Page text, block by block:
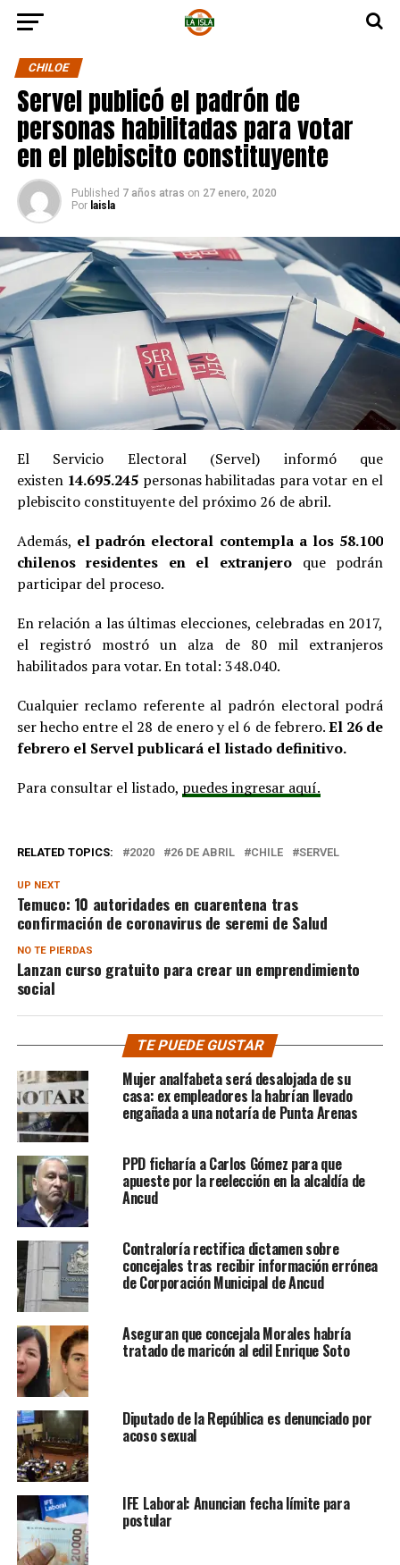
CHILOE
Servel publicó el padrón de
personas habilitadas para votar
en el plebiscito constituyente
Published 7 años atras on 27 enero, 2020
Por laisla
El Servicio Electoral (Servel) informó que
existen 14.695.245 personas habilitadas para votar en el
plebiscito constituyente del próximo 26 de abril.
Además, el padrón electoral contempla a los 58.100
chilenos residentes en el extranjero que podrán
participar del proceso.
En relación a las últimas elecciones, celebradas en 2017,
el registró mostró un alza de 80 mil extranjeros
habilitados para votar. En total: 348.040.
Cualquier reclamo referente al padrón electoral podrá
ser hecho entre el 28 de enero y el 6 de febrero.El 26 de
febrero el Servel publicará el listado definitivo.
Para consultar el listado, puedes ingresar aquí.
RELATED TOPICS: 2020 26 DE ABRIL CHILE SERVEL
UP NEXT
Temuco: 10 autoridades en cuarentena tras
confirmación de coronavirus de seremi de Salud
NO TE PIERDAS
Lanzan curso gratuito para crear un emprendimiento
social
TE PUEDE GUSTAR
Mujer analfabeta será desalojada de su
casa: ex empleadores la habrían llevado
engañada a una notaría de Punta Arenas
PPD ficharía a Carlos Gómez para que
apueste por la reelección en la alcaldía de
Ancud
Contraloría rectifica dictamen sobre
concejales tras recibir información errónea
de Corporación Municipal de Ancud
Aseguran que concejala Morales habría
tratado de maricón al edil Enrique Soto
Diputado de la República es denunciado por
acoso sexual
IFE Laboral: Anuncian fecha límite para
postular